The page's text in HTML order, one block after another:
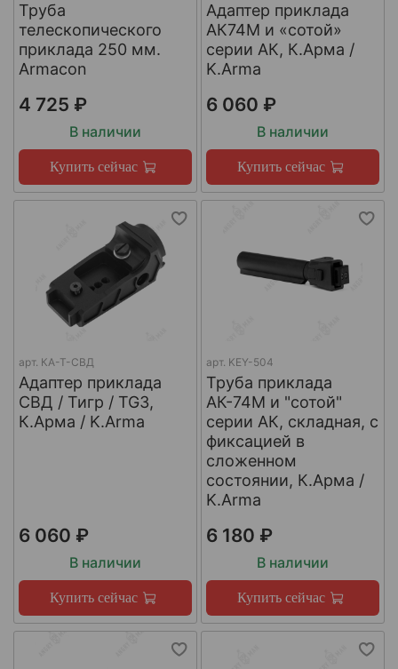
Труба
телескопического
приклада 250 мм.
Armacon
4 725 ₽
В наличии
Купить сейчас
Адаптер приклада
АК74М и «сотой»
серии АК, К.Арма /
K.Arma
6 060 ₽
В наличии
Купить сейчас
арт. КА-Т-СВД
Адаптер приклада
СВД / Тигр / TG3,
К.Арма / K.Arma
6 060 ₽
В наличии
Купить сейчас
арт. KEY-504
Труба приклада
АК-74М и "сотой"
серии АК, складная, с
фиксацией в
сложенном
состоянии, К.Арма /
K.Arma
6 180 ₽
В наличии
Купить сейчас